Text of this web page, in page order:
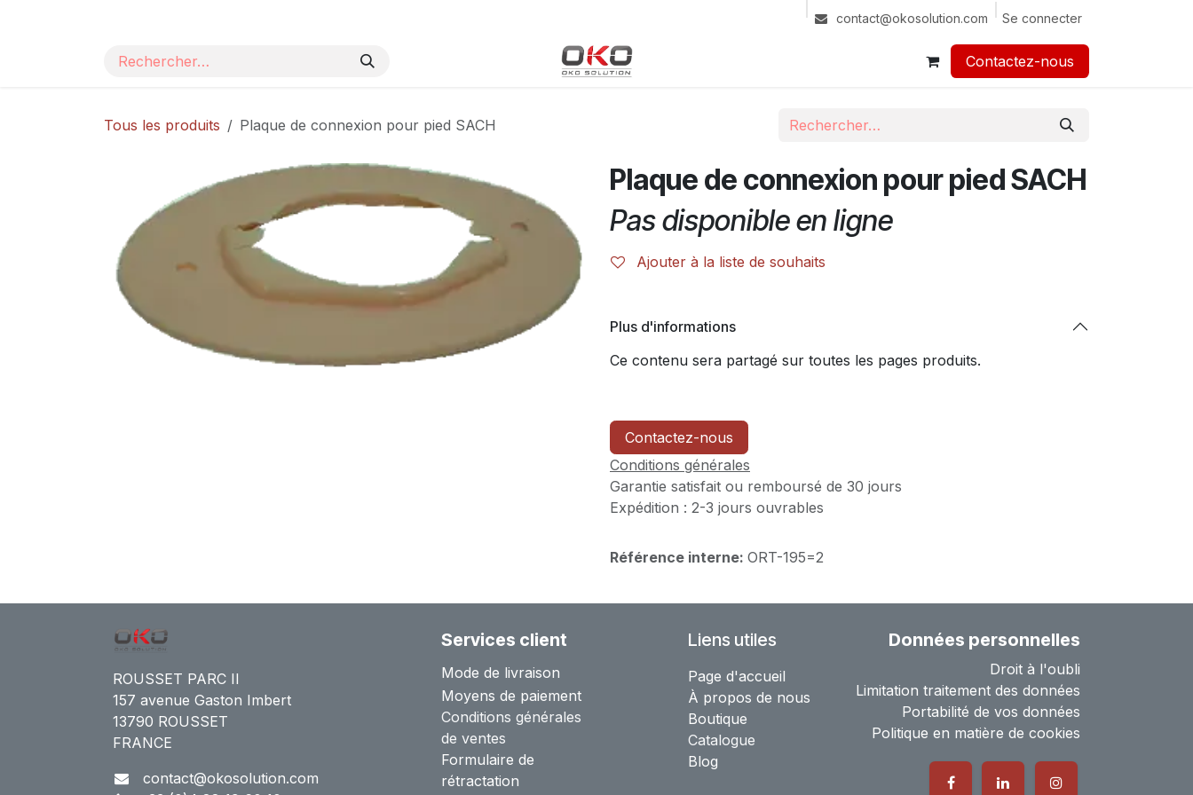
contact@okosolution.com Se connecter
Contactez-nous​​
Tous les produits Plaque de connexion pour pied SACH
Plaque de connexion pour pied SACH
Pas disponible en ligne
Ajouter à la liste de souhaits
Plus d'informations
Ce contenu sera partagé sur toutes les pages produits.
Contactez-nous
Conditions générales
Garantie satisfait ou remboursé de 30 jours
Expédition : 2-3 jours ouvrables
Référence interne: ORT-195=2
ROUSSET PARC II
157 avenue Gaston Imbert
13790 ROUSSET
FRANCE
contact@okosolution.com
Données personnelles
Droit à l'oubli
Limitation traitement des données
Portabilité de vos données
Politique en matière de cookies
Services client
Mode de livraison
Moyens de paiement
Conditions générales
de ventes
Formulaire de
rétractation
Liens utiles
Page d'accueil
À propos de nous
Boutique
Catalogue
Blog